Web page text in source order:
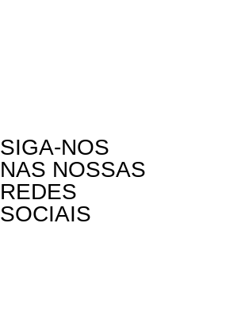
SIGA-NOS
NAS NOSSAS
REDES
SOCIAIS